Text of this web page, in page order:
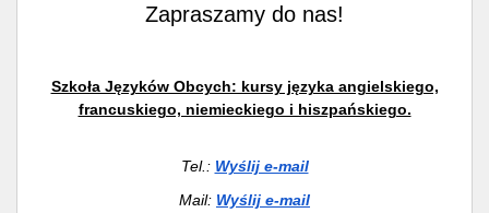
Zapraszamy do nas!
Szkoła Języków Obcych: kursy języka angielskiego,
francuskiego, niemieckiego i hiszpańskiego.
Tel.: Wyślij e-mail
Mail: Wyślij e-mail